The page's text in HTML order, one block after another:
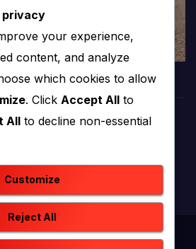
emitiranje tv programa
WordPress|Theme: newstack by
privacy
your experience,
content, and analyze
which cookies to allow
. Click Accept All to
All to decline non-essential
Customize
Reject All